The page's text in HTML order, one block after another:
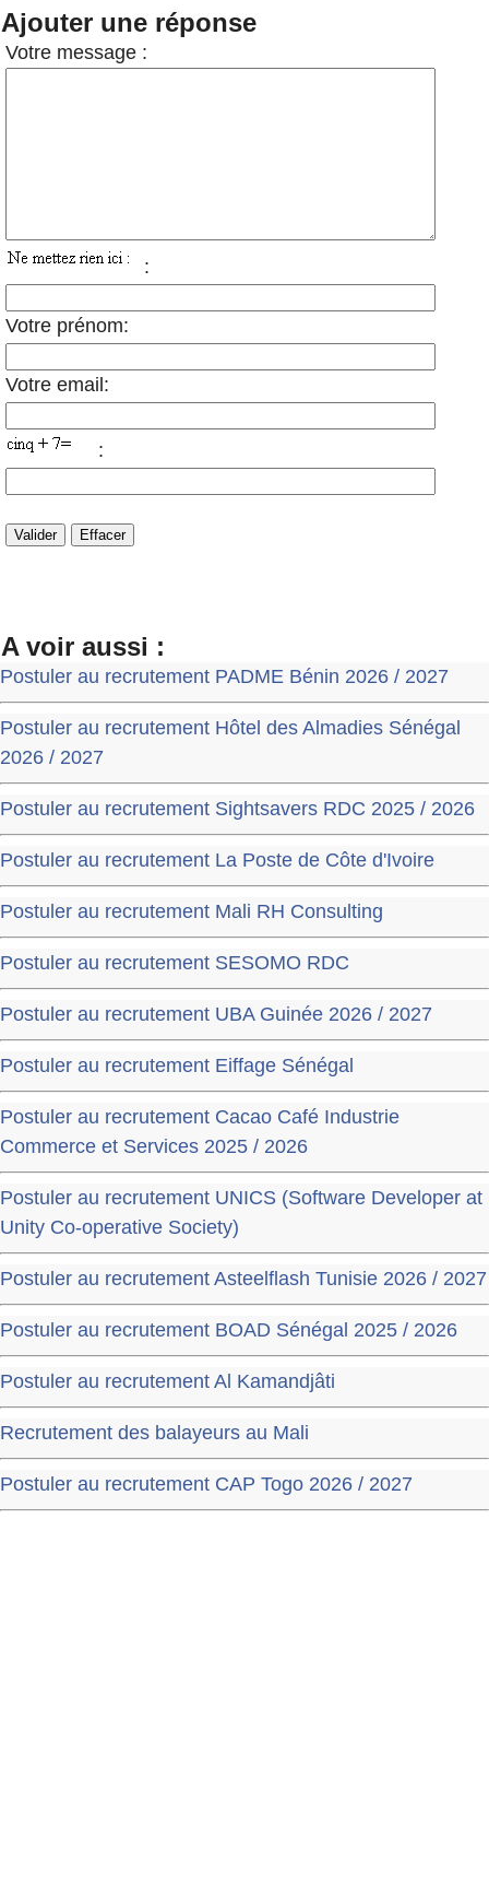
Ajouter une réponse
Votre message :
:
Votre prénom:
Votre email:
:
A voir aussi :
Postuler au recrutement PADME Bénin 2026 / 2027
Postuler au recrutement Hôtel des Almadies Sénégal
2026 / 2027
Postuler au recrutement Sightsavers RDC 2025 / 2026
Postuler au recrutement La Poste de Côte d'Ivoire
Postuler au recrutement Mali RH Consulting
Postuler au recrutement SESOMO RDC
Postuler au recrutement UBA Guinée 2026 / 2027
Postuler au recrutement Eiffage Sénégal
Postuler au recrutement Cacao Café Industrie
Commerce et Services 2025 / 2026
Postuler au recrutement UNICS (Software Developer at
Unity Co-operative Society)
Postuler au recrutement Asteelflash Tunisie 2026 / 2027
Postuler au recrutement BOAD Sénégal 2025 / 2026
Postuler au recrutement Al Kamandjâti
Recrutement des balayeurs au Mali
Postuler au recrutement CAP Togo 2026 / 2027